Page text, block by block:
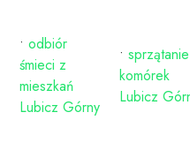
• odbiór
śmieci z
mieszkań
Lubicz Górny
• sprzątanie
komórek
Lubicz